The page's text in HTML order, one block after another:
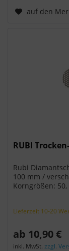
auf den
RUBI
Rubi
100 mm /
Korngrößen:
Lieferzeit 10-20
ab 10,90 €
inkl. MwSt.zzgl.